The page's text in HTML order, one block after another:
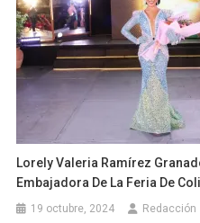
Lorely Valeria Ramírez
Embajadora De La Feria De
19 octubre, 2024 Redacción